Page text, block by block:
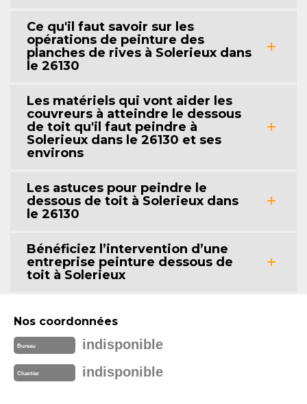
Ce qu'il faut savoir sur les
opérations de peinture des
planches de rives à Solerieux dans
le 26130
Les matériels qui vont aider les
couvreurs à atteindre le dessous
de toit qu'il faut peindre à
Solerieux dans le 26130 et ses
environs
Les astuces pour peindre le
dessous de toit à Solerieux dans
le 26130
Bénéficiez l’intervention d’une
entreprise peinture dessous de
toit à Solerieux
Nos coordonnées
Bureau indisponible
Chantier indisponible